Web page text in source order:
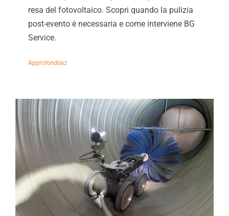
resa del fotovoltaico. Scopri quando la pulizia
post-evento è necessaria e come interviene BG
Service.